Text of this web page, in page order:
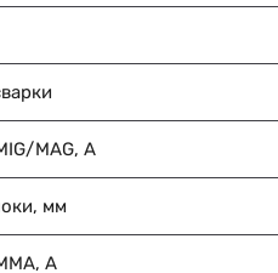
MAG, А
мм
А